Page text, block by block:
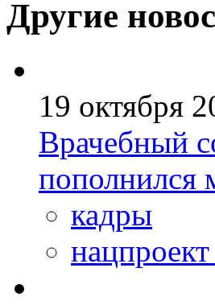
Другие
19 октября
Врачебный
пополнился
кадры